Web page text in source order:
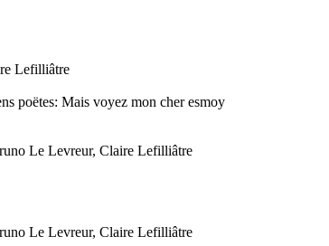
Lefilliâtre
poëtes: Mais voyez mon cher esmoy
Le Levreur, Claire Lefilliâtre
Le Levreur, Claire Lefilliâtre